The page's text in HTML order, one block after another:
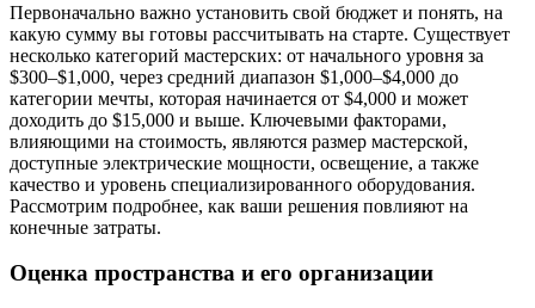
Первоначально важно установить свой бюджет и понять, на
какую сумму вы готовы рассчитывать на старте. Существует
несколько категорий мастерских: от начального уровня за
$300–$1,000, через средний диапазон $1,000–$4,000 до
категории мечты, которая начинается от $4,000 и может
доходить до $15,000 и выше. Ключевыми факторами,
влияющими на стоимость, являются размер мастерской,
доступные электрические мощности, освещение, а также
качество и уровень специализированного оборудования.
Рассмотрим подробнее, как ваши решения повлияют на
конечные затраты.
Оценка пространства и его организации